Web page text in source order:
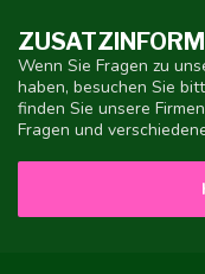
Wenn Sie Fragen zu
haben, besuchen Sie
finden Sie unsere
Fragen und